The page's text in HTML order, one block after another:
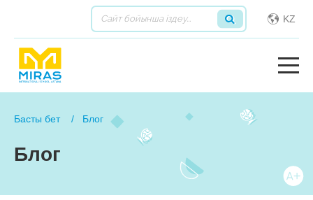
KZ
Басты бет Блог
Блог